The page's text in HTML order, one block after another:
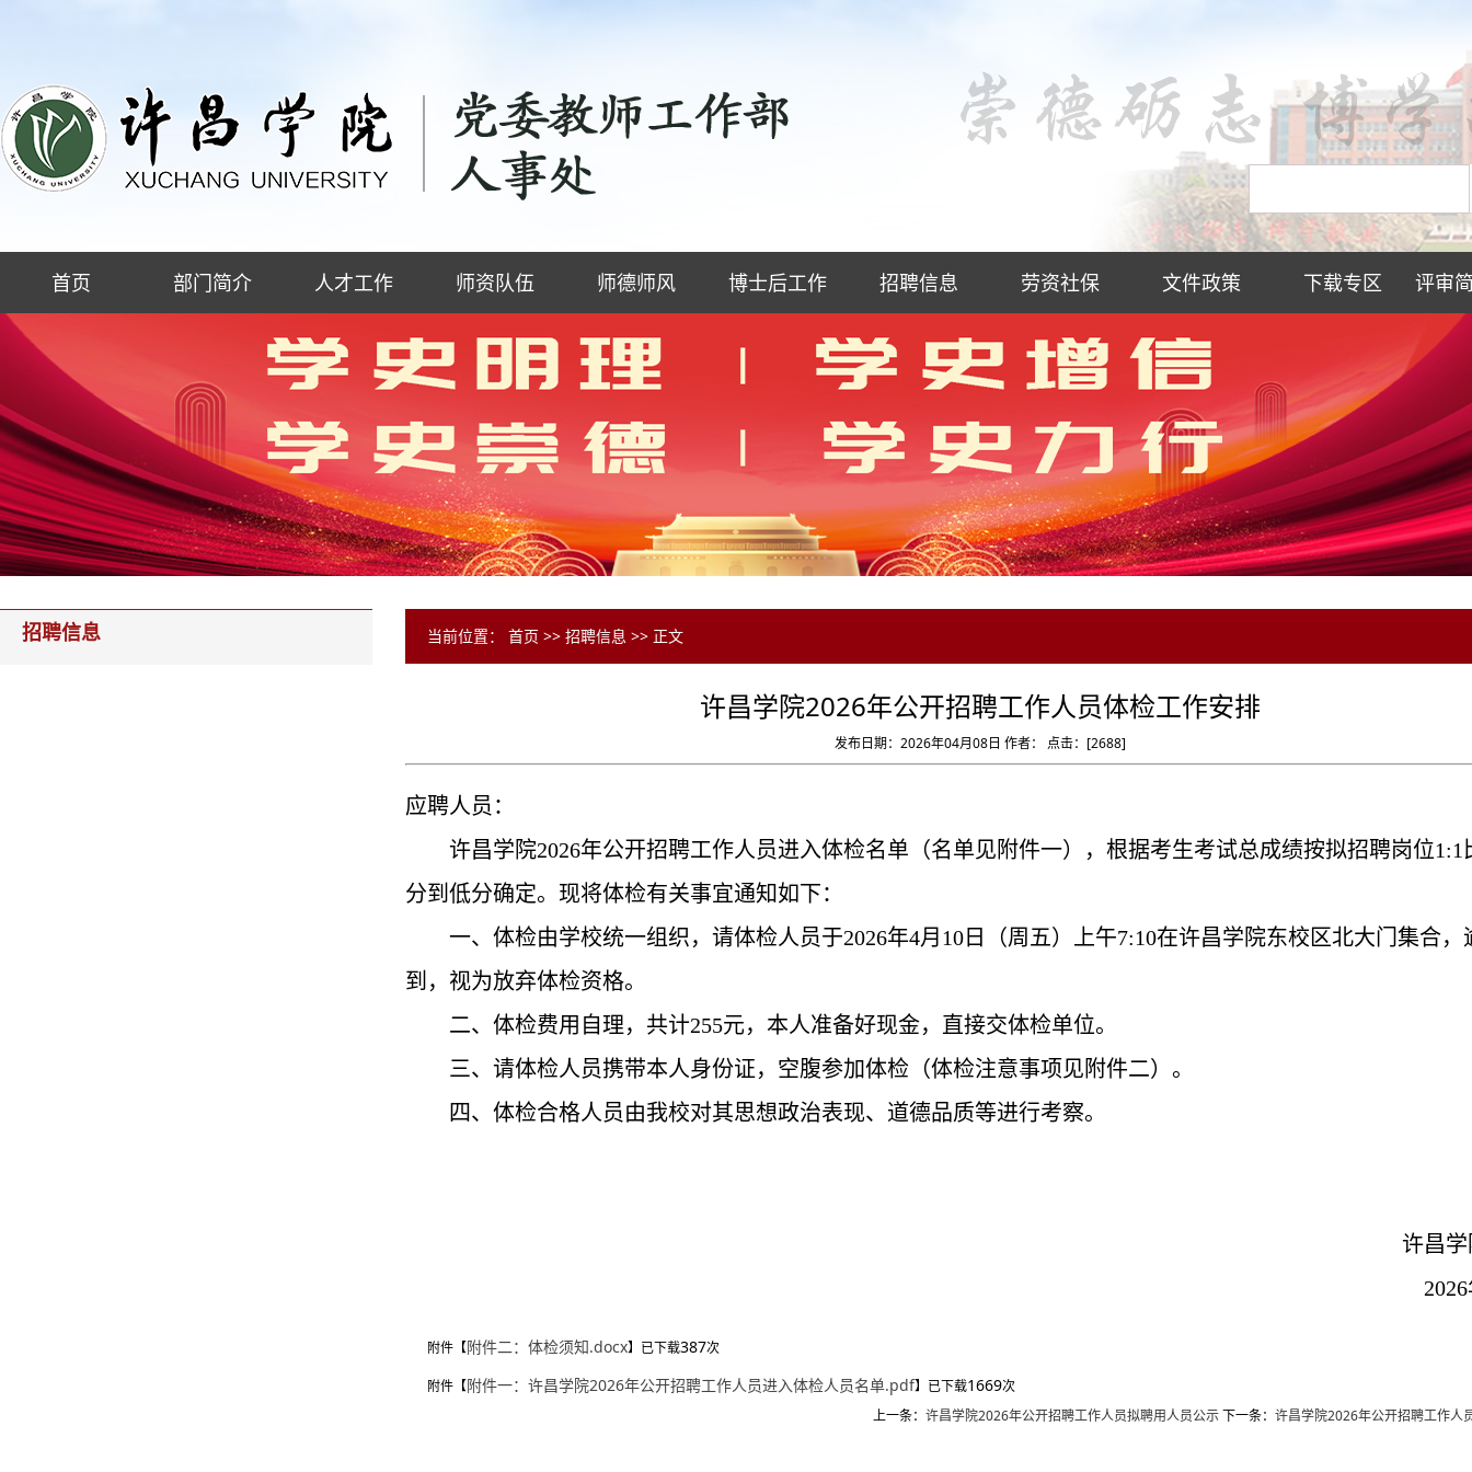
首页 部门简介 人才工作 师资队伍 师德师风 博士后工作 招聘信息 劳资社保 文件政策 下载专区 评审
招聘信息 当前位置： 首页 >> 招聘信息 >> 正文
许昌学院2026年公开招聘工作人员体检工作安排
发布日期：2026年04月08日 作者： 点击：[2688]
应聘人员：
许昌学院2026年公开招聘工作人员进入体检名单（名单见附件一） ， 根据考生考试总成绩按拟招聘岗位1:1
分到低分确定。现将体检有关事宜通知如下：
一、体检由学校统一组织，请体检人员于2026年4月 10 日 （周五） 上午7:10在许昌学院东校区北大门 集合，
到，视为放弃体检资格。
二、体检费用自理， 共计255元， 本人准备好现金， 直接交体检单位。
三、请体检人员携带本人身份证，空腹参加体检 （体检注意事项见附件二） 。
四、体检合格人员由我校对其思想政治表现、道德品质等进行考察。
许昌
2026
附件【附件二：体检须知.docx】已下载387次
附件【附件一：许昌学院2026年公开招聘工作人员进入体检人员名单.pdf】已下载1669次
上一条： 许昌学院2026年公开招聘工作人员拟聘用人员公示下一条： 许昌学院2026年公开招聘工作人